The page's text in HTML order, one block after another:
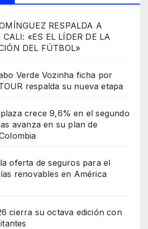
RESPALDA A
«ES EL LÍDER DE LA
DEL FÚTBOL»
Verde Vozinha ficha por
respalda su nueva etapa
crece 9,6% en el segundo
avanza en su plan de
oferta de seguros para el
renovables en América
cierra su octava edición con